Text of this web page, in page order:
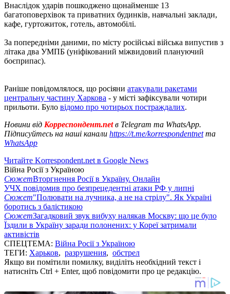
Внаслідок ударів пошкоджено щонайменше 13
багатоповерхівок та приватних будинків, навчальні заклади,
кафе, гуртожиток, готель, автомобілі.
За попередніми даними, по місту російські війська випустив з
літака два УМПБ (уніфікований міжвидовий плануючий
боєприпас).
Раніше повідомлялося, що росіяни атакували ракетами
центральну частину Харкова - у місті зафіксували чотири
прильоти. Було відомо про чотирьох постраждалих.
Новини від Корреспондент.netв Telegram та WhatsApp.
Підписуйтесь на наші канали https://t.me/korrespondentnetта
WhatsApp
Читайте Korrespondent.net в Google News
Війна Росії з Україною
СюжетВторгнення Росії в Україну. Онлайн
УЧХ повідомив про безпрецедентні атаки РФ у липні
Сюжет"Полювати на лучника, а не на стрілу". Як Україні
боротись з балістикою
СюжетЗагадковий звук вибуху налякав Москву: що це було
Їздили в Україну заради полонених: у Кореї затримали
активістів
СПЕЦТЕМА: Війна Росії з Україною
ТЕГИ: Харьков, разрушения, обстрел
Якщо ви помітили помилку, виділіть необхідний текст і
натисніть Ctrl + Enter, щоб повідомити про це редакцію.